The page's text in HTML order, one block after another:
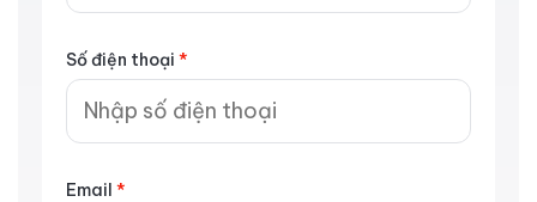
Số điện thoại *
Email *